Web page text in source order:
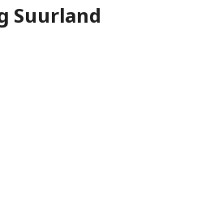
Suurland